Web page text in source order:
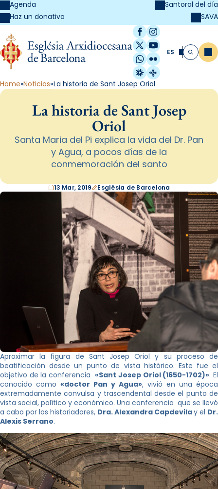
Agenda
Haz un donativo
Santoral del día
SAVA
Facebook
Instagram
X / Twitter
YouTube
WhatsApp
Flickr
Radio Estel
Catalunya
ES Buscar
Home Noticias La historia de Sant Josep Oriol
La historia de Sant Josep
Oriol
Santa Maria del Pi explica la vida del Dr. Pan
y Agua, a pocos días de la
conmemoración del santo
13 Mar, 2019 Església de Barcelona
Aproximar la figura de Sant Josep Oriol y su proceso de
beatificación desde un punto de vista histórico. Este fue el
objetivo de la conferencia«Sant Josep Oriol (1650-1702)». El
conocido como «doctor Pan y Agua», vivió en una época
extremadamente convulsa y trascendental desde el punto de
vista social, político y económico. Una conferencia que se llevó
a cabo por los historiadores, Dra. Alexandra Capdevilay el Dr.
Alexis Serrano.